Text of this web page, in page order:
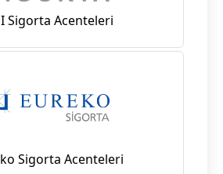
Sigorta Acenteleri
Sigorta Acenteleri